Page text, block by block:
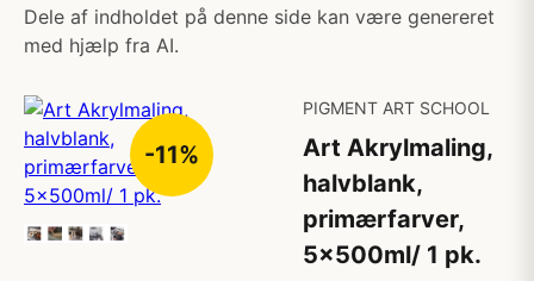
Dele af indholdet på denne side kan være genereret
med hjælp fra AI.
-11%
PIGMENT ART SCHOOL
Art Akrylmaling,
halvblank,
primærfarver,
5x500ml/ 1 pk.